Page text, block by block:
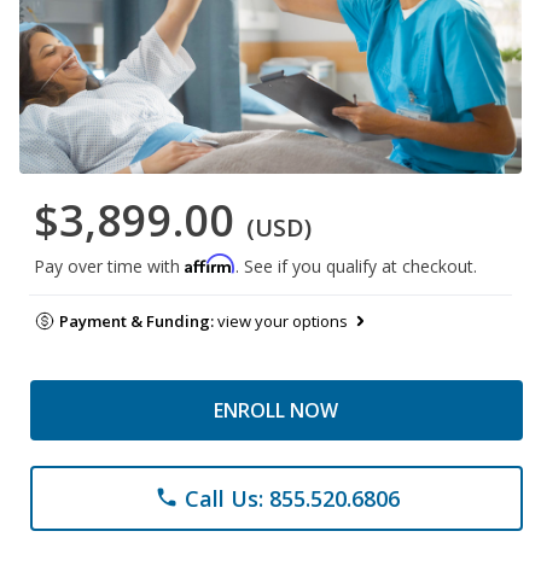
$3,899.00 (USD)
Pay over time with Affirm. See if you qualify at checkout.
Payment & Funding:view your options
ENROLL NOW
phone Call Us: 855.520.6806